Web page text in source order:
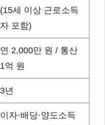
(15세 이상 근로소득
자 포함)
연 2,000만 원 / 통산
1억 원
3년
이자·배당·양도소득